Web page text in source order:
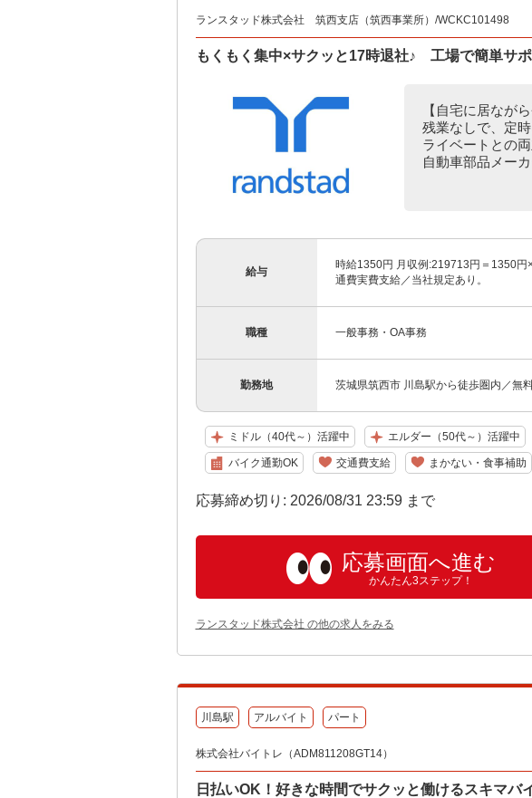
ランスタッド株式会社 筑西支店（筑西事業所）/WCKC101498
もくもく集中×サクッと17時退社♪ 工場で簡単サ
【自宅に居な
残業なしで、定
ライベートとの
自動車部品メー
給与
時給1350円 月収例:219713円＝1350
通費実費支給／当社規定あり。
職種 一般事務・OA事務
勤務地 茨城県筑西市 川島駅から徒歩圏内／
ミドル（40代～）活躍中 エルダー（50代～）活躍中
バイク通勤OK 交通費支給 まかない・食事補助
応募締め切り: 2026/08/31 23:59 まで
応募画面へ進む
かんたん3ステップ！
ランスタッド株式会社 の他の求人をみる
川島駅 アルバイト パート
株式会社バイトレ（ADM811208GT14）
日払いOK！好きな時間でサクッと働けるスキマ